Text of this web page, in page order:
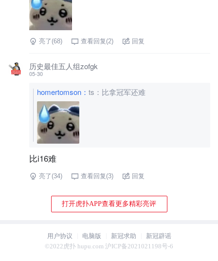
亮了(68) 查看回复(2) 回复
历史最佳五人组zofgk
05-30
homertomson ： ts：比拿冠军还难
比i16难
亮了(34) 查看回复(3) 回复
打开虎扑APP查看更多精彩亮评
用户协议 电脑版 新冠求助
新冠辟谣
©2022虎扑 hupu.com 沪ICP备2021021198号-6